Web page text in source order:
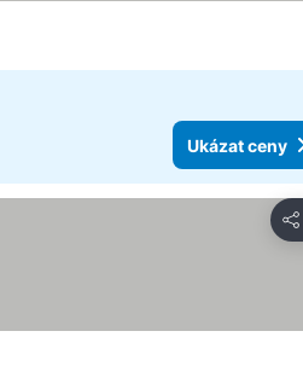
Ukázat ceny